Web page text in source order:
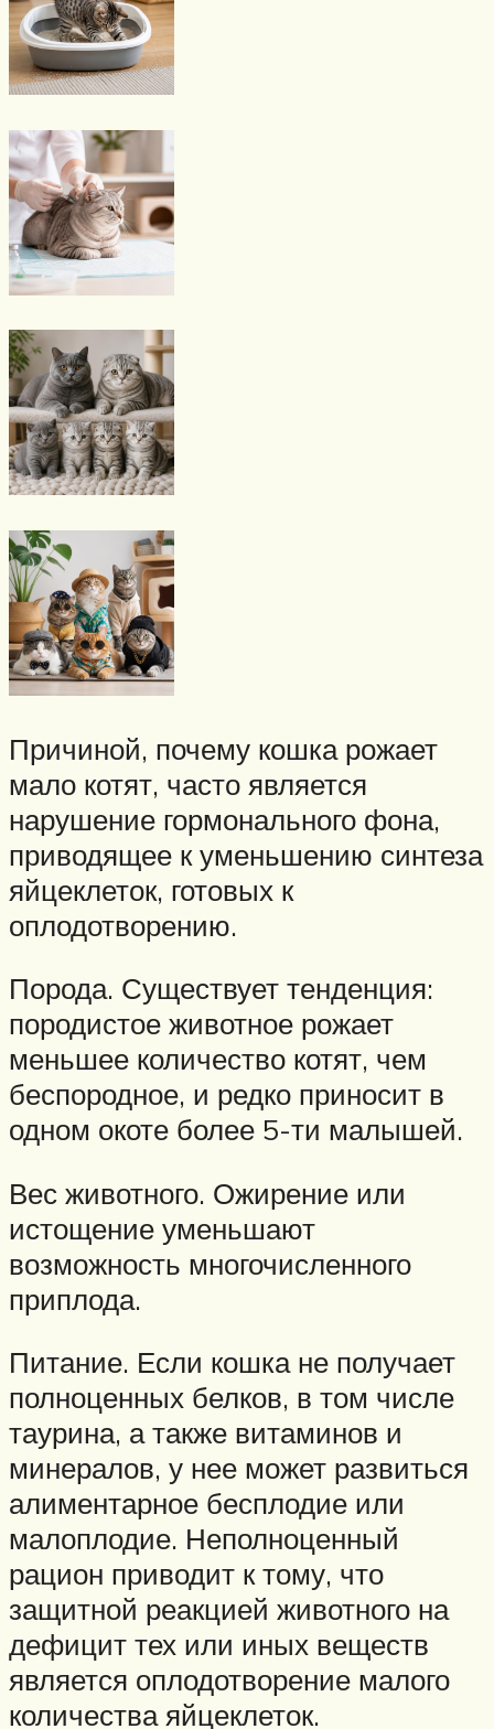
Причиной, почему кошка рожает
мало котят, часто является
нарушение гормонального фона,
приводящее к уменьшению синтеза
яйцеклеток, готовых к
оплодотворению.
Порода. Существует тенденция:
породистое животное рожает
меньшее количество котят, чем
беспородное, и редко приносит в
одном окоте более 5-ти малышей.
Вес животного. Ожирение или
истощение уменьшают
возможность многочисленного
приплода.
Питание. Если кошка не получает
полноценных белков, в том числе
таурина, а также витаминов и
минералов, у нее может развиться
алиментарное бесплодие или
малоплодие. Неполноценный
рацион приводит к тому, что
защитной реакцией животного на
дефицит тех или иных веществ
является оплодотворение малого
количества яйцеклеток.